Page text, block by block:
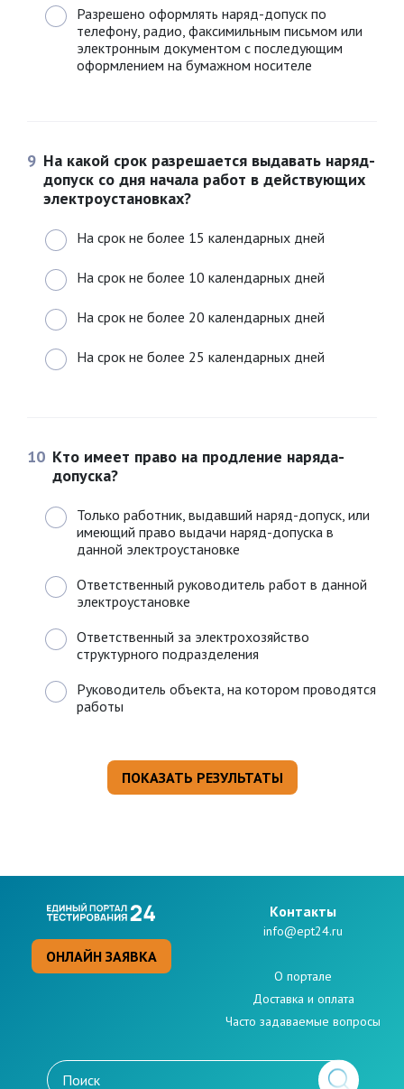
Разрешено оформлять наряд-допуск по
телефону, радио, факсимильным письмом или
электронным документом с последующим
оформлением на бумажном носителе
9 На какой срок разрешается выдавать наряд-
допуск со дня начала работ в действующих
электроустановках?
На срок не более 15 календарных дней
На срок не более 10 календарных дней
На срок не более 20 календарных дней
На срок не более 25 календарных дней
10 Кто имеет право на продление наряда-
допуска?
Только работник, выдавший наряд-допуск, или
имеющий право выдачи наряд-допуска в
данной электроустановке
Ответственный руководитель работ в данной
электроустановке
Ответственный за электрохозяйство
структурного подразделения
Руководитель объекта, на котором проводятся
работы
ОНЛАЙН ЗАЯВКА
Kонтакты
info@ept24.ru
О портале
Доставка и оплата
Часто задаваемые вопросы